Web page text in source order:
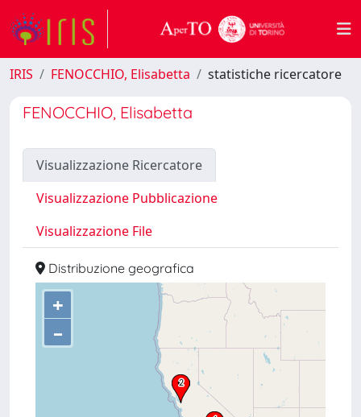
IRIS FENOCCHIO, Elisabetta statistiche ricercatore
FENOCCHIO, Elisabetta
Visualizzazione Ricercatore
Visualizzazione Pubblicazione
Visualizzazione File
Distribuzione geografica
+
–